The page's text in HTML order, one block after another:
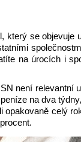
který se objevuje
na úrocích i
není relevantní
na dva
opakovaně celý